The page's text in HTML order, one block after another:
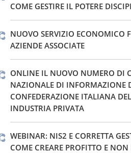
COME GESTIRE IL POTERE
NUOVO SERVIZIO ECONOMICO
AZIENDE ASSOCIATE
ONLINE IL NUOVO NUMERO DI
NAZIONALE DI INFORMAZIONE
CONFEDERAZIONE ITALIANA
INDUSTRIA PRIVATA
WEBINAR: NIS2 E CORRETTA
COME CREARE PROFITTO E NON